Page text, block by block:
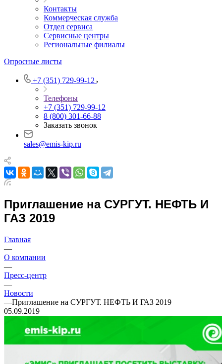
Контакты
Коммерческая служба
Отдел сервиса
Сервисные центры
Региональные филиалы
Опросные листы
+7 (351) 729-99-12
Телефоны
+7 (351) 729-99-12
8 (800) 301-66-88
Заказать звонок
sales@emis-kip.ru
Приглашение на СУРГУТ. НЕФТЬ И
ГАЗ 2019
Главная
—
О компании
—
Пресс-центр
—
Новости
—Приглашение на СУРГУТ. НЕФТЬ И ГАЗ 2019
05.09.2019